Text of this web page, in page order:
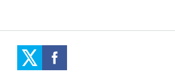
Uslovi korišćenja